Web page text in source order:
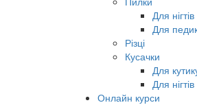
Для нігтів
Для
Різці
Кусачки
Для
Для нігтів
Онлайн курси